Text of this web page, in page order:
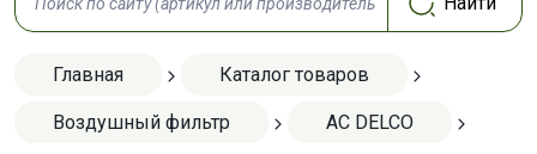
Главная Каталог товаров
Воздушный фильтр AC DELCO